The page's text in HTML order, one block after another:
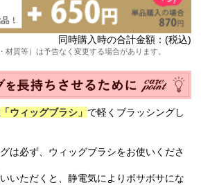
同時購入時の合計金額：(税込)
材質等）は予告なく変更する場合があります。
「ウィッグブラシ」 で軽くブラッシングし
は必ず、ウィッグブラシをお使いくださ
いただくと、静電気によりボサボサにな